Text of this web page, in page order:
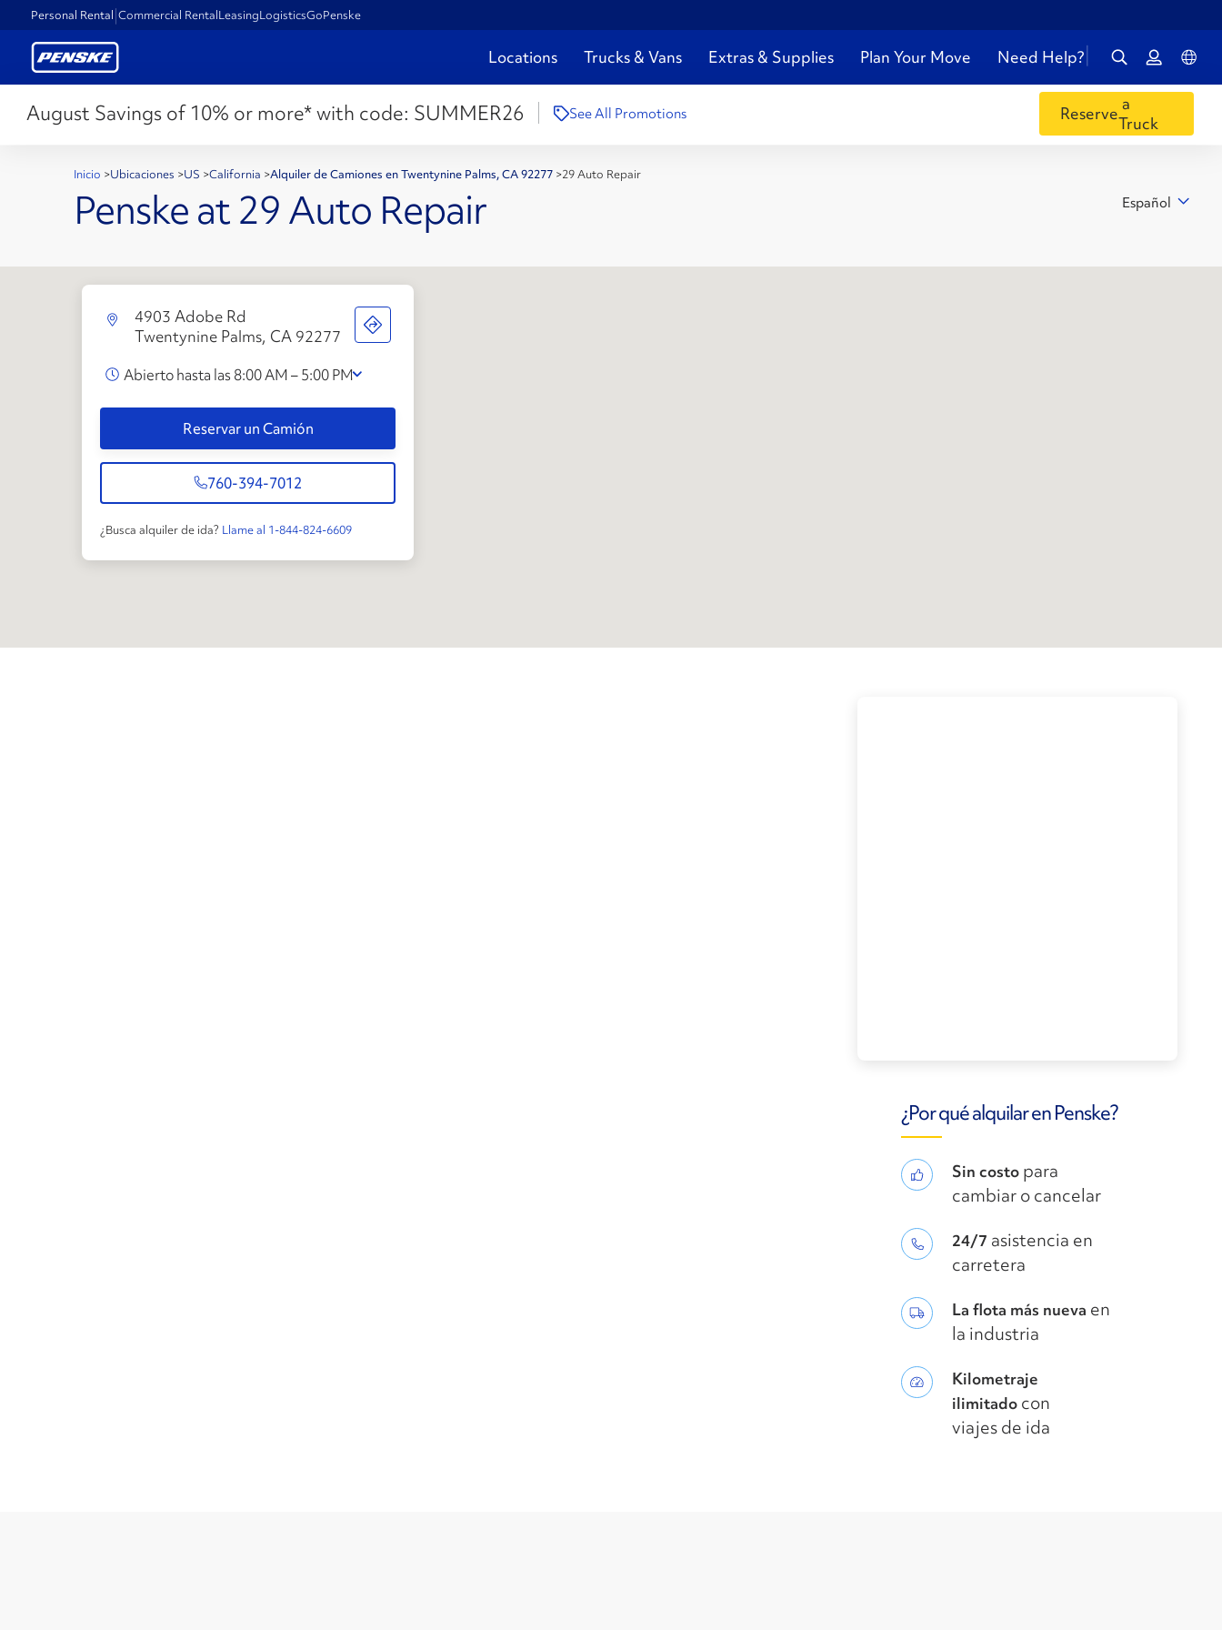
Personal Rental Commercial RentalLeasingLogisticsGoPenske
Locations Trucks & Vans Extras & Supplies Plan Your Move Need Help?
August Savings of 10% or more* with code: SUMMER26 See All Promotions Reservea
Truck
Inicio >Ubicaciones >US >California >Alquiler de Camiones en Twentynine Palms, CA 92277 >29 Auto Repair
Penske at 29 Auto Repair Español
4903 Adobe Rd
Twentynine Palms, CA 92277
Abierto hasta las 8:00 AM – 5:00 PM
Reservar un Camión
760-394-7012
¿Busca alquiler de ida? Llame al 1-844-824-6609
¿Por qué alquilar en Penske?
Sin costo para
cambiar o cancelar
24/7 asistencia en
carretera
La flota más nueva en
la industria
Kilometraje
ilimitado con
viajes de ida